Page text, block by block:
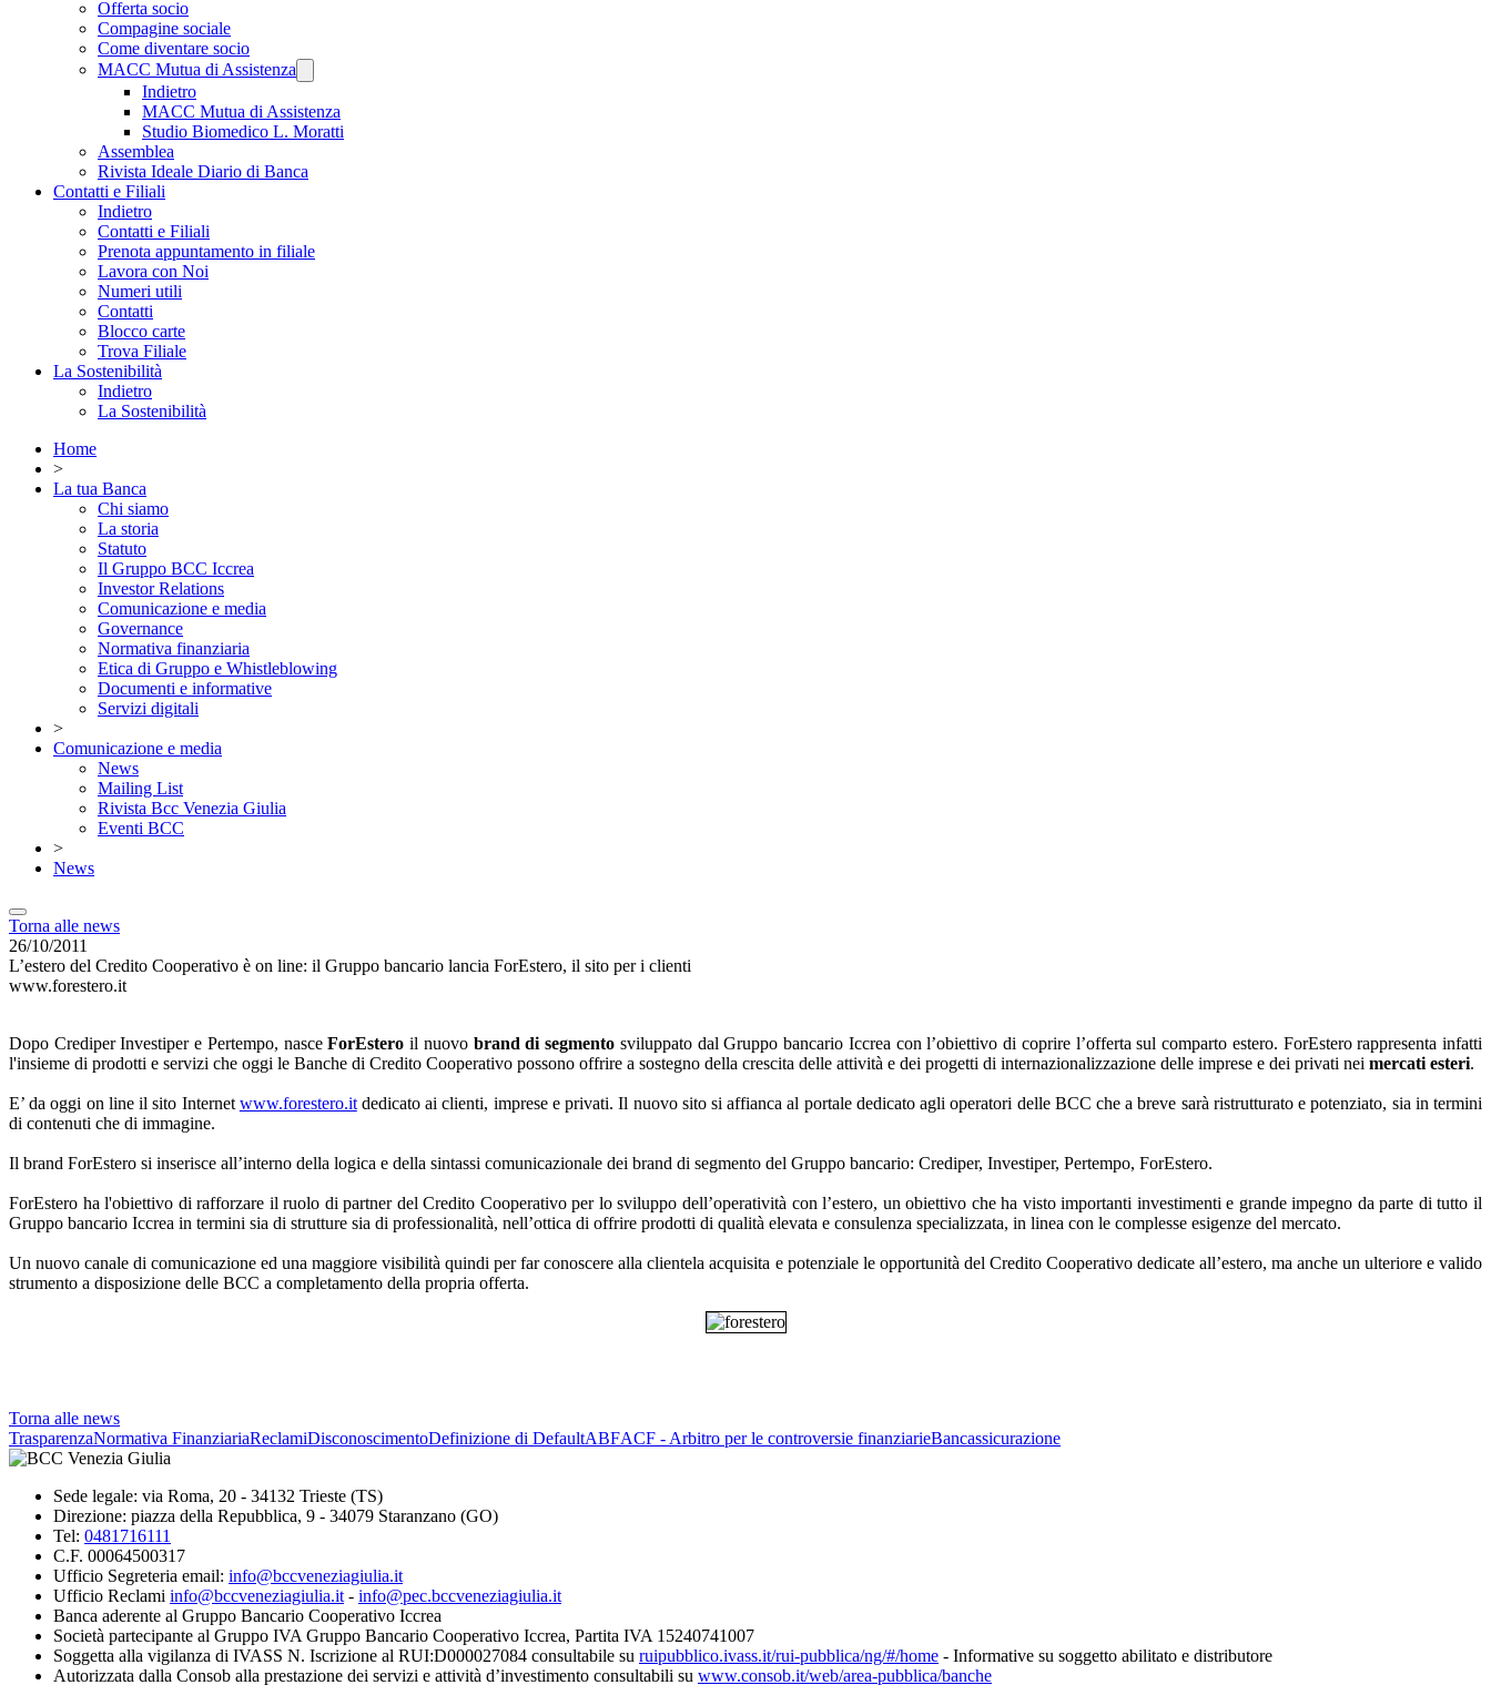
Offerta socio
Compagine sociale
Come diventare socio
MACC Mutua di Assistenza
Indietro
MACC Mutua di Assistenza
Studio Biomedico L. Moratti
Assemblea
Rivista Ideale Diario di Banca
Contatti e Filiali
Indietro
Contatti e Filiali
Prenota appuntamento in filiale
Lavora con Noi
Numeri utili
Contatti
Blocco carte
Trova Filiale
La Sostenibilità
Indietro
La Sostenibilità
Home
>
La tua Banca
Chi siamo
La storia
Statuto
Il Gruppo BCC Iccrea
Investor Relations
Comunicazione e media
Governance
Normativa finanziaria
Etica di Gruppo e Whistleblowing
Documenti e informative
Servizi digitali
>
Comunicazione e media
News
Mailing List
Rivista Bcc Venezia Giulia
Eventi BCC
>
News
Torna alle news
26/10/2011
L’estero del Credito Cooperativo è on line: il Gruppo bancario lancia ForEstero, il sito per i clienti
www.forestero.it
Dopo Crediper Investiper e Pertempo, nasceForEsteroil nuovo brand di segmento sviluppato dal Gruppo bancario Iccrea con l’obiettivo di coprire l’offerta sul comparto estero. ForEstero rappresenta infatti
l'insieme di prodotti e servizi che oggi le Banche di Credito Cooperativo possono offrire a sostegno della crescita delle attività e dei progetti di internazionalizzazione delle imprese e dei privati nei mercati esteri.
E’ da oggi on line il sito Internet www.forestero.itdedicato ai clienti, imprese e privati. Il nuovo sito si affianca al portale dedicato agli operatori delle BCC che a breve sarà ristrutturato e potenziato, sia in termini
di contenuti che di immagine.
Il brand ForEstero si inserisce all’interno della logica e della sintassi comunicazionale dei brand di segmento del Gruppo bancario: Crediper, Investiper, Pertempo, ForEstero.
ForEstero ha l'obiettivo di rafforzare il ruolo di partner del Credito Cooperativo per lo sviluppo dell’operatività con l’estero, un obiettivo che ha visto importanti investimenti e grande impegno da parte di tutto il
Gruppo bancario Iccrea in termini sia di strutture sia di professionalità, nell’ottica di offrire prodotti di qualità elevata e consulenza specializzata, in linea con le complesse esigenze del mercato.
Un nuovo canale di comunicazione ed una maggiore visibilità quindi per far conoscere alla clientela acquisita e potenziale le opportunità del Credito Cooperativo dedicate all’estero, ma anche un ulteriore e valido
strumento a disposizione delle BCC a completamento della propria offerta.
Torna alle news
TrasparenzaNormativa FinanziariaReclamiDisconoscimentoDefinizione di DefaultABFACF - Arbitro per le controversie finanziarieBancassicurazione
Sede legale: via Roma, 20 - 34132 Trieste (TS)
Direzione: piazza della Repubblica, 9 - 34079 Staranzano (GO)
Tel: 0481716111
C.F. 00064500317
Ufficio Segreteria email: info@bccveneziagiulia.it
Ufficio Reclami info@bccveneziagiulia.it - info@pec.bccveneziagiulia.it
Banca aderente al Gruppo Bancario Cooperativo Iccrea
Società partecipante al Gruppo IVA Gruppo Bancario Cooperativo Iccrea, Partita IVA 15240741007
Soggetta alla vigilanza di IVASS N. Iscrizione al RUI:D000027084 consultabile su ruipubblico.ivass.it/rui-pubblica/ng/#/home - Informative su soggetto abilitato e distributore
Autorizzata dalla Consob alla prestazione dei servizi e attività d’investimento consultabili su www.consob.it/web/area-pubblica/banche